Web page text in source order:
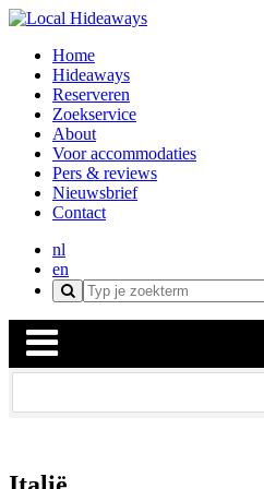
Home
Hideaways
Reserveren
Zoekservice
About
Voor accommodaties
Pers & reviews
Nieuwsbrief
Contact
nl
en